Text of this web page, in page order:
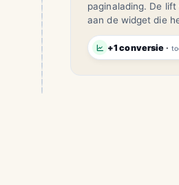
paginalading. De
aan de widget die
+1 conversie ·